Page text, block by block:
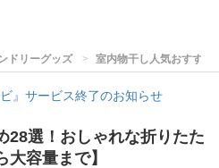
ドリーグッズ 室内物干し人気おすすめ
』サービス終了のお知らせ
28選！おしゃれな折りたた
容量まで】